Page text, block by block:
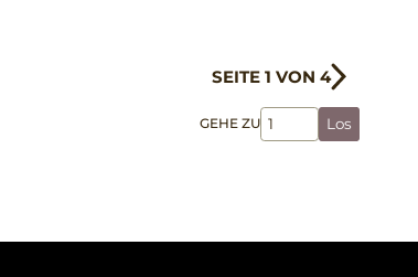
SEITE 1 VON 4
GEHE ZU Los